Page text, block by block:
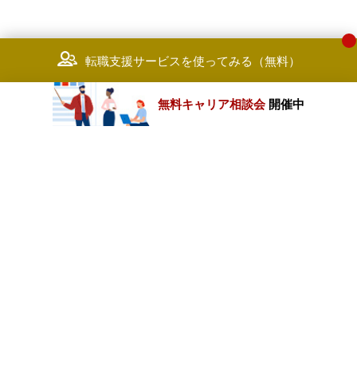
転職支援サービスを使ってみる（無料）
無料キャリア相談会 開催中